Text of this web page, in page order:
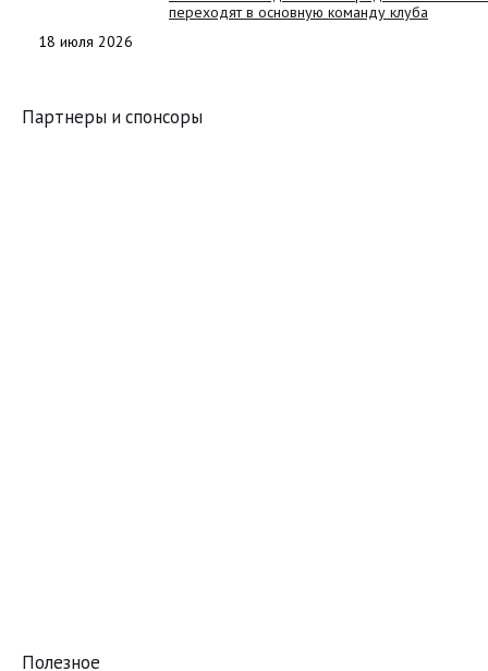
переходят в основную команду клуба
18 июля 2026
Партнеры и спонсоры
Полезное